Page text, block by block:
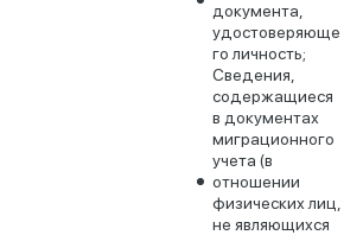
документа,
удостоверяюще
го личность;
Сведения,
содержащиеся
в документах
миграционного
учета (в
отношении
физических лиц,
не являющихся